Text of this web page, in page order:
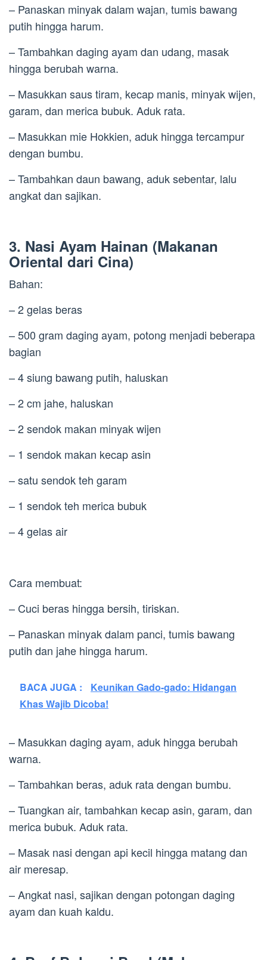
– Panaskan minyak dalam wajan, tumis bawang
putih hingga harum.
– Tambahkan daging ayam dan udang, masak
hingga berubah warna.
– Masukkan saus tiram, kecap manis, minyak wijen,
garam, dan merica bubuk. Aduk rata.
– Masukkan mie Hokkien, aduk hingga tercampur
dengan bumbu.
– Tambahkan daun bawang, aduk sebentar, lalu
angkat dan sajikan.
3. Nasi Ayam Hainan (Makanan
Oriental dari Cina)
Bahan:
– 2 gelas beras
– 500 gram daging ayam, potong menjadi beberapa
bagian
– 4 siung bawang putih, haluskan
– 2 cm jahe, haluskan
– 2 sendok makan minyak wijen
– 1 sendok makan kecap asin
– satu sendok teh garam
– 1 sendok teh merica bubuk
– 4 gelas air
Cara membuat:
– Cuci beras hingga bersih, tiriskan.
– Panaskan minyak dalam panci, tumis bawang
putih dan jahe hingga harum.
BACA JUGA :
Keunikan Gado-gado: Hidangan
Khas Wajib Dicoba!
– Masukkan daging ayam, aduk hingga berubah
warna.
– Tambahkan beras, aduk rata dengan bumbu.
– Tuangkan air, tambahkan kecap asin, garam, dan
merica bubuk. Aduk rata.
– Masak nasi dengan api kecil hingga matang dan
air meresap.
– Angkat nasi, sajikan dengan potongan daging
ayam dan kuah kaldu.